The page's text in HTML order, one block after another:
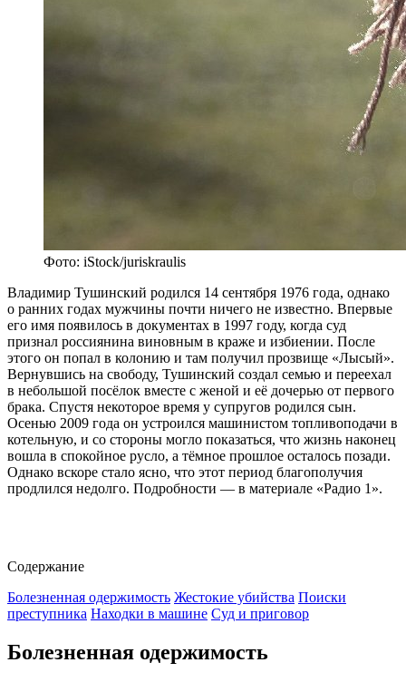
Фото: iStock/juriskraulis
Владимир Тушинский родился 14 сентября 1976 года, однако
о ранних годах мужчины почти ничего не известно. Впервые
его имя появилось в документах в 1997 году, когда суд
признал россиянина виновным в краже и избиении. После
этого он попал в колонию и там получил прозвище «Лысый».
Вернувшись на свободу, Тушинский создал семью и переехал
в небольшой посёлок вместе с женой и её дочерью от первого
брака. Спустя некоторое время у супругов родился сын.
Осенью 2009 года он устроился машинистом топливоподачи в
котельную, и со стороны могло показаться, что жизнь наконец
вошла в спокойное русло, а тёмное прошлое осталось позади.
Однако вскоре стало ясно, что этот период благополучия
продлился недолго. Подробности — в материале «Радио 1».
Содержание
Болезненная одержимость Жестокие убийства Поиски
преступника Находки в машине Суд и приговор
Болезненная одержимость